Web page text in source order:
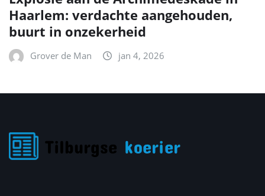
Haarlem: verdachte aangehouden,
buurt in onzekerheid
Grover de Man jan 4, 2026